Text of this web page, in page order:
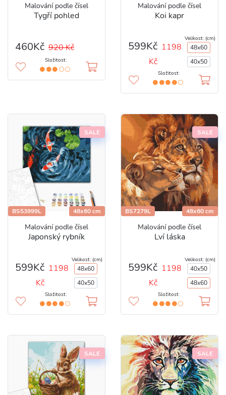
Malování podle čísel
Tygří pohled
460Kč 920 Kč
Složitost:
Malování podle čísel
Koi kapr
599Kč 1198
Kč
Velikost: (cm)
48x60
40x50
Složitost:
SALE
BS53999L 48x60 cm
Malování podle čísel
Japonský rybník
599Kč 1198
Kč
Velikost: (cm)
48x60
40x50
Složitost:
SALE
BS7279L 48x60 cm
Malování podle čísel
Lví láska
599Kč 1198
Kč
Velikost: (cm)
40x50
48x60
Složitost:
SALE SALE